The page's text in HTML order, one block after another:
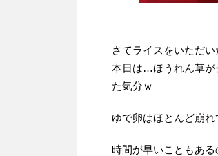
さてライスをいただ
本日は…ほうれん草が
た気分ｗ
ゆで卵はほとんど崩
時間が早いこともあ